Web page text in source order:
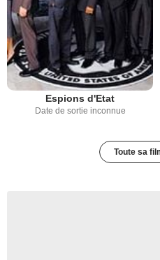
Espions d'Etat
Date de sortie inconnue
Toute sa